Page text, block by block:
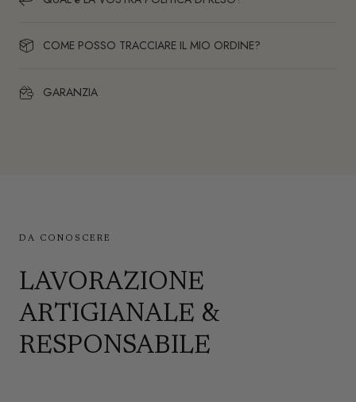
COME POSSO TRACCIARE IL MIO ORDINE?
GARANZIA
DA CONOSCERE
LAVORAZIONE
ARTIGIANALE &
RESPONSABILE